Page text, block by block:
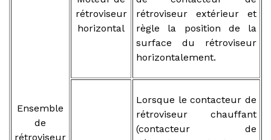
Ensemble
de
rétroviseur
rétroviseur
horizontal
rétroviseur extérieur et
règle la position de la
surface du rétroviseur
horizontalement.
Lorsque le contacteur de
rétroviseur chauffant
(contacteur de